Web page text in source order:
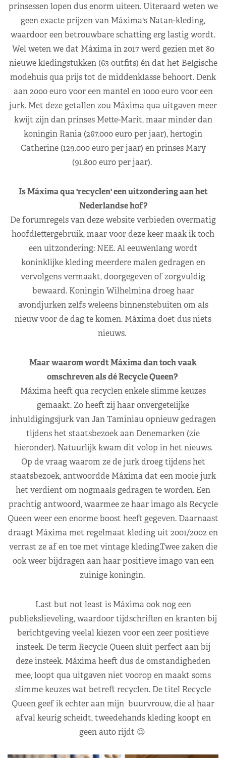
prinsessen lopen dus enorm uiteen. Uiteraard weten we
geen exacte prijzen van Máxima's Natan-kleding,
waardoor een betrouwbare schatting erg lastig wordt.
Wel weten we dat Máxima in 2017 werd gezien met 80
nieuwe kledingstukken (63 outfits) én dat het Belgische
modehuis qua prijs tot de middenklasse behoort. Denk
aan 2000 euro voor een mantel en 1000 euro voor een
jurk. Met deze getallen zou Máxima qua uitgaven meer
kwijt zijn dan prinses Mette-Marit, maar minder dan
koningin Rania (267.000 euro per jaar), hertogin
Catherine (129.000 euro per jaar) en prinses Mary
(91.800 euro per jaar).
Is Máxima qua 'recyclen' een uitzondering aan het
Nederlandse hof?
De forumregels van deze website verbieden overmatig
hoofdlettergebruik, maar voor deze keer maak ik toch
een uitzondering: NEE. Al eeuwenlang wordt
koninklijke kleding meerdere malen gedragen en
vervolgens vermaakt, doorgegeven of zorgvuldig
bewaard. Koningin Wilhelmina droeg haar
avondjurken zelfs weleens binnenstebuiten om als
nieuw voor de dag te komen. Máxima doet dus niets
nieuws.
Maar waarom wordt Máxima dan toch vaak
omschreven als dé Recycle Queen?
Máxima heeft qua recyclen enkele slimme keuzes
gemaakt. Zo heeft zij haar onvergetelijke
inhuldigingsjurk van Jan Taminiau opnieuw gedragen
tijdens het staatsbezoek aan Denemarken (zie
hieronder). Natuurlijk kwam dit volop in het nieuws.
Op de vraag waarom ze de jurk droeg tijdens het
staatsbezoek, antwoordde Máxima dat een mooie jurk
het verdient om nogmaals gedragen te worden. Een
prachtig antwoord, waarmee ze haar imago als Recycle
Queen weer een enorme boost heeft gegeven. Daarnaast
draagt Máxima met regelmaat kleding uit 2001/2002 en
verrast ze af en toe met vintage kleding.Twee zaken die
ook weer bijdragen aan haar positieve imago van een
zuinige koningin.
Last but not least is Máxima ook nog een
publiekslieveling, waardoor tijdschriften en kranten bij
berichtgeving veelal kiezen voor een zeer positieve
insteek. De term Recycle Queen sluit perfect aan bij
deze insteek. Máxima heeft dus de omstandigheden
mee, loopt qua uitgaven niet voorop en maakt soms
slimme keuzes wat betreft recyclen. De titel Recycle
Queen geef ik echter aan mijn buurvrouw, die al haar
afval keurig scheidt, tweedehands kleding koopt en
geen auto rijdt 😉